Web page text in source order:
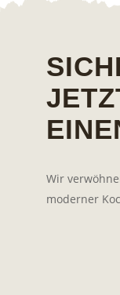
Wir
moderner